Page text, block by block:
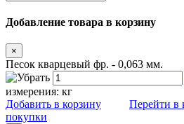
Добавление товара в корзину
×
Песок кварцевый фр. - 0,063 мм.
измерения: кг
Добавить в корзину
Перейти в
покупки